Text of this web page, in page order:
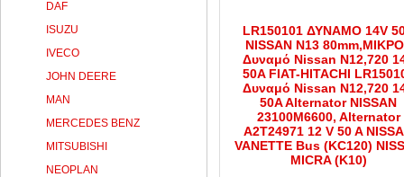
LR150101 ΔΥΝΑΜΟ 14V
NISSAN N13
Δυναμό Nissan N12,720
50A FIAT-HITACHI
Δυναμό Nissan N12,720
50A Alternator NISSAN
23100M6600, Alternator
A2T24971 12 V 50 A
VANETTE Bus (KC120)
MICRA (K10)
DAF
ISUZU
IVECO
JOHN DEERE
MAN
MERCEDES BENZ
MITSUBISHI
NEOPLAN